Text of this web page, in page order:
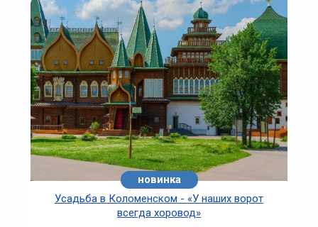
новинка
Усадьба в Коломенском - «У наших ворот
всегда хоровод»